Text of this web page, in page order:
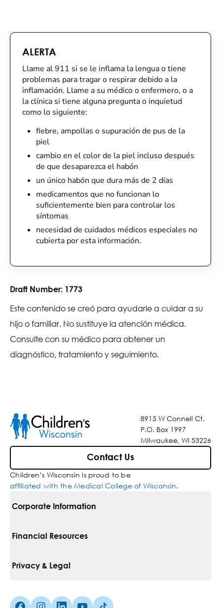
ALERTA
Llame al 911 si se le inflama la lengua o tiene
problemas para tragar o respirar debido a la
inflamación. Llame a su médico o enfermero, o a
la clínica si tiene alguna pregunta o inquietud
como lo siguiente:
fiebre, ampollas o supuración de pus de la
piel
cambio en el color de la piel incluso después
de que desaparezca el habón
un único habón que dura más de 2 días
medicamentos que no funcionan lo
suficientemente bien para controlar los
síntomas
necesidad de cuidados médicos especiales no
cubierta por esta información.
Draft Number: 1773
Este contenido se creó para ayudarle a cuidar a su
hijo o familiar. No sustituye la atención médica.
Consulte con su médico para obtener un
diagnóstico, tratamiento y seguimiento.
8915 W Connell Ct.
P.O. Box 1997
Milwaukee, WI 53226
Contact Us
Children’s Wisconsin is proud to be
affiliated with the Medical College of Wisconsin.
Corporate Information
For Vendors
Media Inquiries
Financial Resources
Pay Your Bill
Privacy & Legal